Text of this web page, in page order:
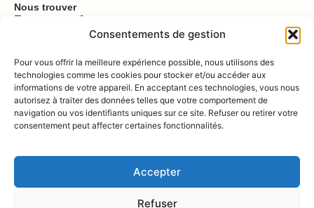
Consentements de gestion
Pour vous offrir la meilleure expérience possible, nous utilisons des
technologies comme les cookies pour stocker et/ou accéder aux
informations de votre appareil. En acceptant ces technologies, vous nous
autorisez à traiter des données telles que votre comportement de
navigation ou vos identifiants uniques sur ce site. Refuser ou retirer votre
consentement peut affecter certaines fonctionnalités.
Accepter
Refuser
Nous trouver
Espace pro & presse
EN SAVOIR PLUS
Contact
Compte
Boutique